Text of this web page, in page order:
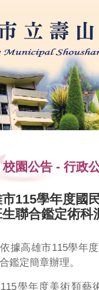
校園公告 - 行政
115學年度國
聯合鑑定術科
據高雄市115學年
鑑定簡章辦理。
學年度美術類藝